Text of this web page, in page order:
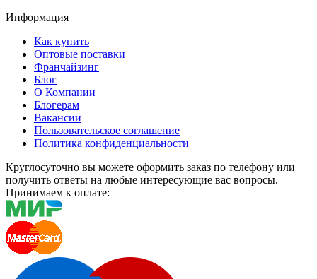
Информация
Как купить
Оптовые поставки
Франчайзинг
Блог
О Компании
Блогерам
Вакансии
Пользовательское соглашение
Политика конфиденциальности
Круглосуточно вы можете оформить заказ по телефону или
получить ответы на любые интересующие вас вопросы.
Принимаем к оплате: